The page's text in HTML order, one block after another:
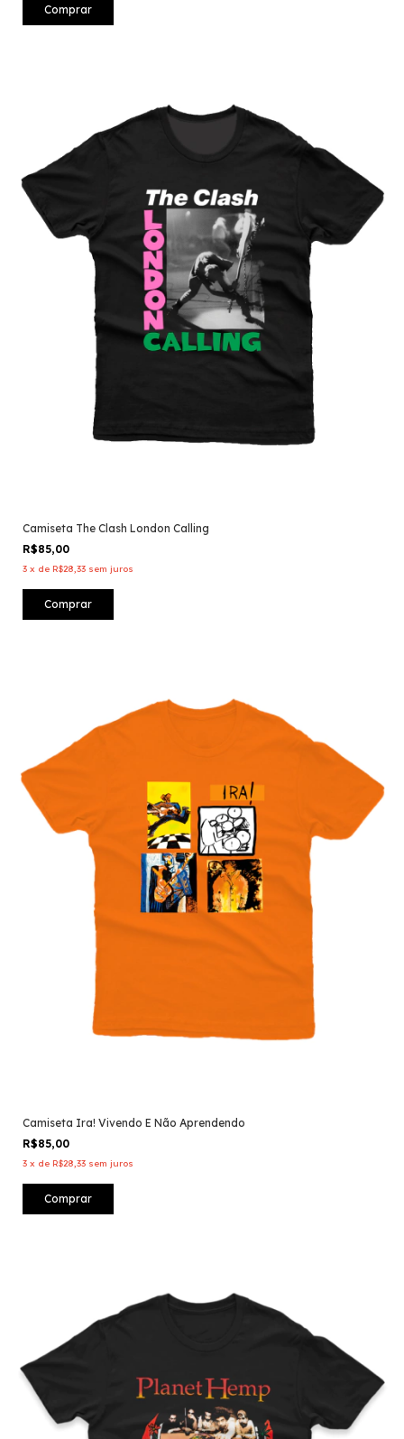
Comprar
Camiseta The Clash London Calling
R$85,00
3 x de R$28,33 sem juros
Comprar
Camiseta Ira! Vivendo E Não Aprendendo
R$85,00
3 x de R$28,33 sem juros
Comprar